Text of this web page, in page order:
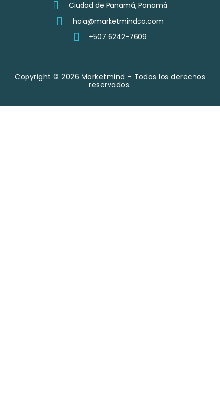
Ciudad de Panamá, Panamá
hola@marketmindco.com
+507 6242-7609
Copyright © 2026 Marketmind – Todos los derechos
reservados.